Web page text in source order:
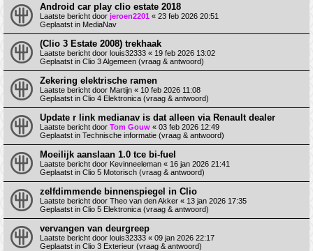
Android car play clio estate 2018
Laatste bericht door jeroen2201 « 23 feb 2026 20:51
Geplaatst in MediaNav
(Clio 3 Estate 2008) trekhaak
Laatste bericht door louis32333 « 19 feb 2026 13:02
Geplaatst in Clio 3 Algemeen (vraag & antwoord)
Zekering elektrische ramen
Laatste bericht door Martijn « 10 feb 2026 11:08
Geplaatst in Clio 4 Elektronica (vraag & antwoord)
Update r link medianav is dat alleen via Renault dealer
Laatste bericht door Tom Gouw « 03 feb 2026 12:49
Geplaatst in Technische informatie (vraag & antwoord)
Moeilijk aanslaan 1.0 tce bi-fuel
Laatste bericht door Kevinneeleman « 16 jan 2026 21:41
Geplaatst in Clio 5 Motorisch (vraag & antwoord)
zelfdimmende binnenspiegel in Clio
Laatste bericht door Theo van den Akker « 13 jan 2026 17:35
Geplaatst in Clio 5 Elektronica (vraag & antwoord)
vervangen van deurgreep
Laatste bericht door louis32333 « 09 jan 2026 22:17
Geplaatst in Clio 3 Exterieur (vraag & antwoord)